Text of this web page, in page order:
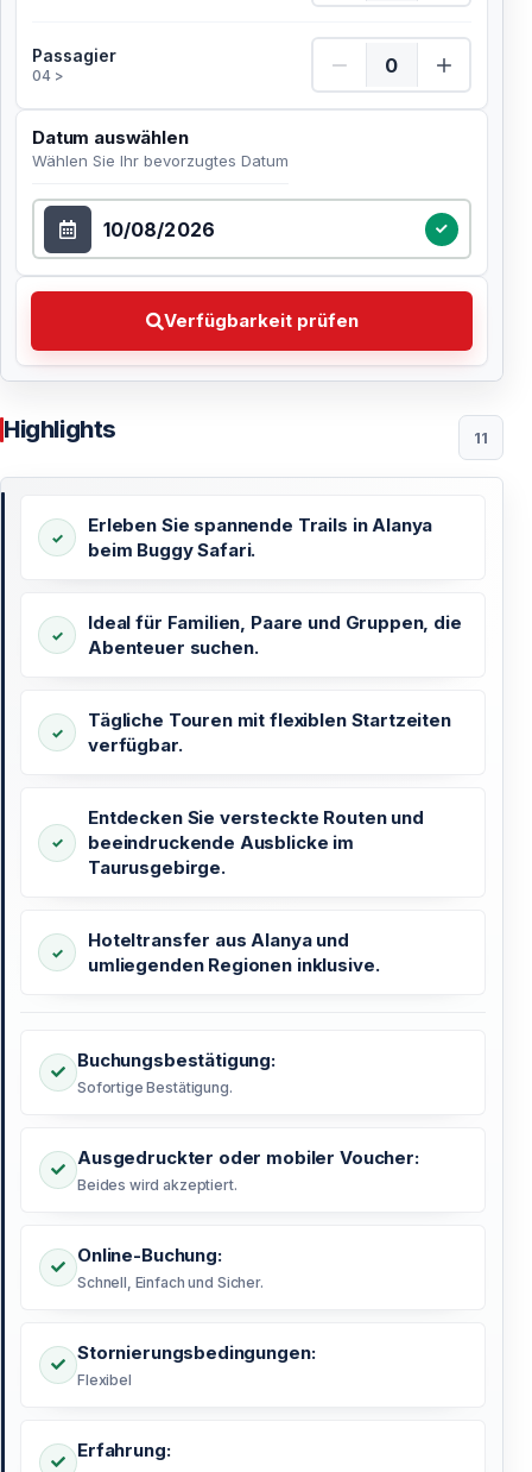
Passagier
04 >
Passagier Menge
Datum auswählen
Wählen Sie Ihr bevorzugtes Datum
Datum auswählen
Verfügbarkeit prüfen
Verfügbarkeit prüfen Wählen Sie Ihr bevorzugtes
Highlights 11
Erleben Sie spannende Trails in Alanya
beim Buggy Safari.
Ideal für Familien, Paare und Gruppen, die
Abenteuer suchen.
Tägliche Touren mit flexiblen Startzeiten
verfügbar.
Entdecken Sie versteckte Routen und
beeindruckende Ausblicke im
Taurusgebirge.
Hoteltransfer aus Alanya und
umliegenden Regionen inklusive.
Buchungsbestätigung:
Sofortige Bestätigung.
Ausgedruckter oder mobiler Voucher:
Beides wird akzeptiert.
Online-Buchung:
Schnell, Einfach und Sicher.
Stornierungsbedingungen:
Flexibel
Erfahrung: